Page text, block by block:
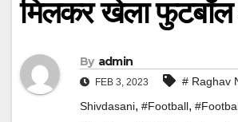
मिलकर खेला
By admin
FEB 3, 2023 # Raghav
Shivdasani, #Football,